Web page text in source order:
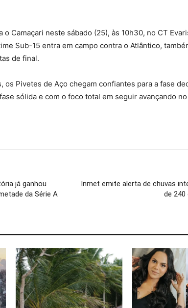
o Camaçari neste sábado (25), às 10h30, no CT
Sub-15 entra em campo contra o Atlântico,
de final.
os Pivetes de Aço chegam confiantes para a fase
sólida e com o foco total em seguir avançando no
já ganhou
da Série A
Inmet emite alerta de chuvas
de 240